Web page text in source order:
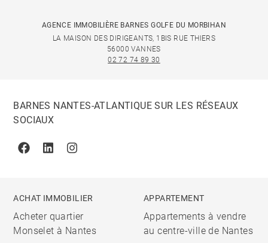
AGENCE IMMOBILIÈRE BARNES GOLFE DU MORBIHAN
LA MAISON DES DIRIGEANTS, 1BIS RUE THIERS
56000 VANNES
02 72 74 89 30
BARNES NANTES-ATLANTIQUE SUR LES RÉSEAUX
SOCIAUX
FacebookLinkedinInstagram
ACHAT IMMOBILIER
Acheter quartier
Monselet à Nantes
APPARTEMENT
Appartements à vendre
au centre-ville de Nantes